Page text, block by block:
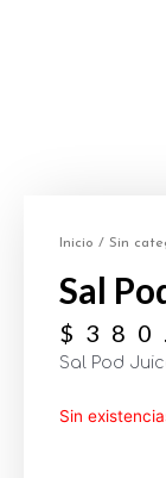
Inicio / Sin
Sal
$
Sal Pod
Sin